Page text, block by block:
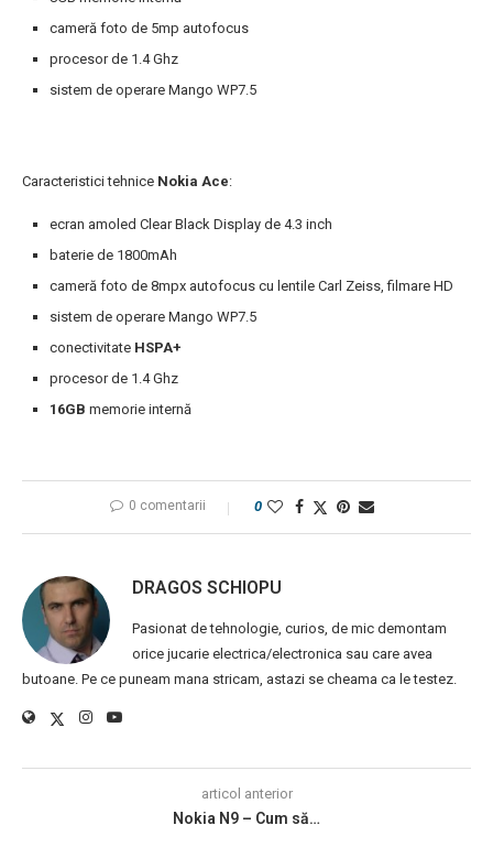
cameră foto de 5mp autofocus
procesor de 1.4 Ghz
sistem de operare Mango WP7.5
Caracteristici tehnice Nokia Ace:
ecran amoled Clear Black Display de 4.3 inch
baterie de 1800mAh
cameră foto de 8mpx autofocus cu lentile Carl Zeiss, filmare HD
sistem de operare Mango WP7.5
conectivitate HSPA+
procesor de 1.4 Ghz
16GB memorie internă
0 comentarii 0
DRAGOS SCHIOPU
Pasionat de tehnologie, curios, de mic demontam
orice jucarie electrica/electronica sau care avea
butoane. Pe ce puneam mana stricam, astazi se cheama ca le testez.
articol anterior
Nokia N9 – Cum să…